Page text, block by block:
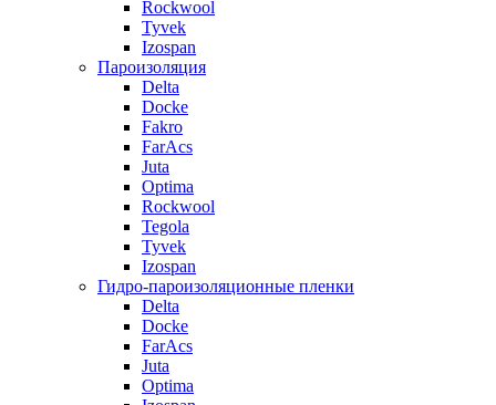
Rockwool
Tyvek
Izospan
Пароизоляция
Delta
Docke
Fakro
FarAcs
Juta
Optima
Rockwool
Tegola
Tyvek
Izospan
Гидро-пароизоляционные пленки
Delta
Docke
FarAcs
Juta
Optima